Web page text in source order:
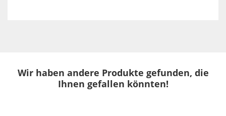
Wir haben andere Produkte gefunden, die
Ihnen gefallen könnten!